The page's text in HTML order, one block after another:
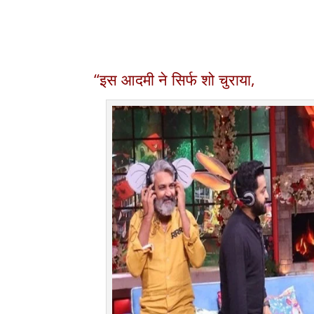
“इस आदमी ने सिर्फ शो चुराया,